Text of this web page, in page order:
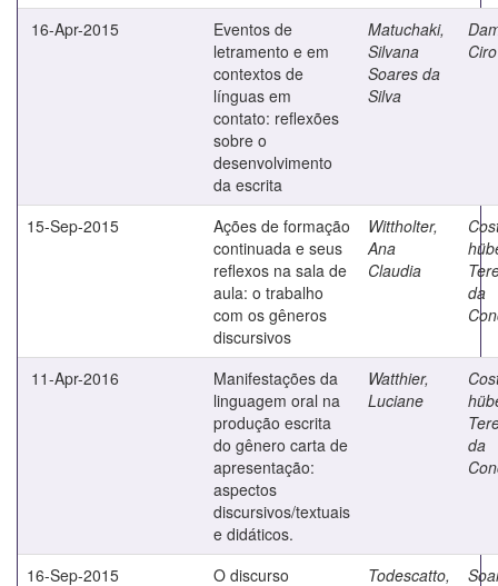
16-Apr-2015
Eventos de
letramento e em
contextos de
línguas em
contato: reflexões
sobre o
desenvolvimento
da escrita
Matuchaki,
Silvana
Soares da
Silva
Ciro
15-Sep-2015
Ações de formação
continuada e seus
reflexos na sala de
aula: o trabalho
com os gêneros
discursivos
Wittholter,
Ana
Claudia
da
11-Apr-2016
Manifestações da
linguagem oral na
produção escrita
do gênero carta de
apresentação:
aspectos
discursivos/textuais
e didáticos.
Watthier,
Luciane
da
16-Sep-2015
O discurso
Todescatto,